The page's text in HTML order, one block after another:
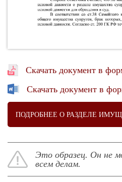
Скачать документ в
Скачать документ в
ПОДРОБНЕЕ О РАЗДЕЛЕ
Это образец. Он не
всем делам.